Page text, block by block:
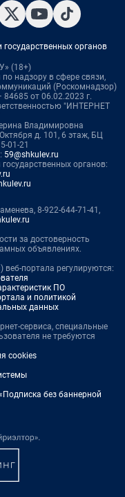
органов
(18+)
надзору в сфере связи,
(Роскомнадзор)
от 06.02.2023 г.
"ИНТЕРНЕТ
Владимировна
д. 101, 6 этаж, БЦ
01-21
59@shkulev.ru
органов:
8-922-644-71-41,
за достоверность
объявлениях.
веб-портала регулируются:
ПО
и политикой
данных
сервиса, специальные
не требуются
cookies
без баннерной